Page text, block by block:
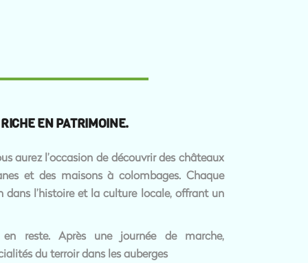
EN PATRIMOINE.
aurez l’occasion de découvrir des châteaux
et des maisons à colombages. Chaque
dans l’histoire et la culture locale, offrant un
reste. Après une journée de marche,
du terroir dans les auberges